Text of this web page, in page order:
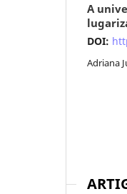
A
DOI:
Adriana